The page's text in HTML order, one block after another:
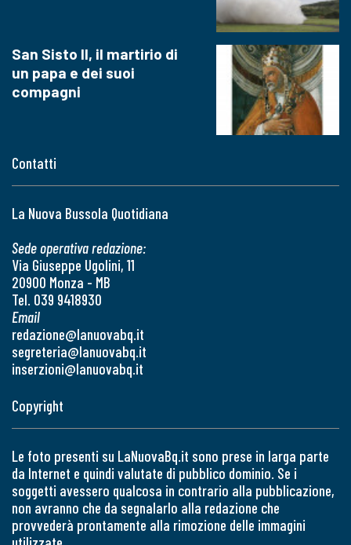
Contatti
La Nuova Bussola Quotidiana
Sede operativa redazione:
Via Giuseppe Ugolini, 11
20900 Monza - MB
Tel. 039 9418930
Email
redazione@lanuovabq.it
segreteria@lanuovabq.it
inserzioni@lanuovabq.it
San Sisto II, il martirio di
un papa e dei suoi
compagni
Copyright
Le foto presenti su LaNuovaBq.it sono prese in larga parte
da Internet e quindi valutate di pubblico dominio. Se i
soggetti avessero qualcosa in contrario alla pubblicazione,
non avranno che da segnalarlo alla redazione che
provvederà prontamente alla rimozione delle immagini